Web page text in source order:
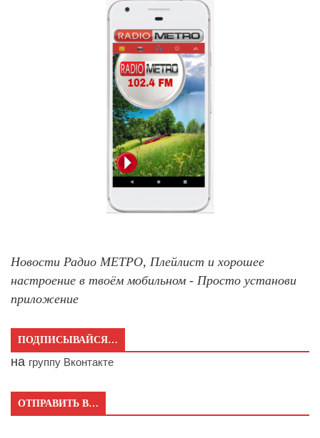
Новости Радио МЕТРО, Плейлист и хорошее
настроение в твоём мобильном - Просто установи
приложение
ПОДПИСЫВАЙСЯ…
на группу Вконтакте
ОТПРАВИТЬ В…